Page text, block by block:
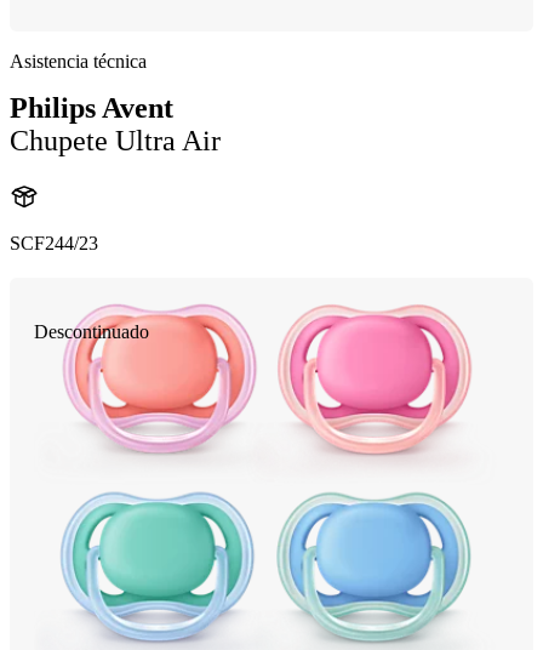
Asistencia técnica
Philips Avent
Chupete Ultra Air
SCF244/23
Descontinuado